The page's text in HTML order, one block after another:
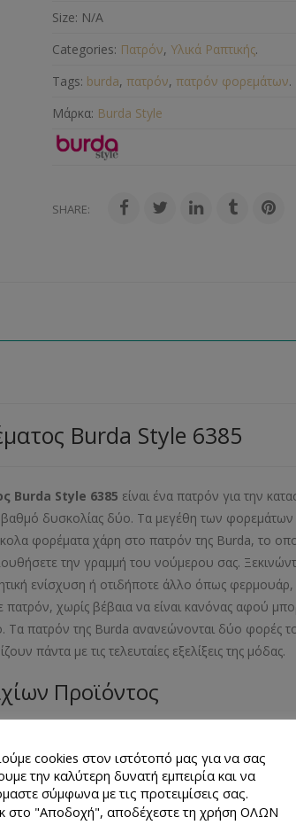
Size: N/A
Categories: Πατρόν, Υλικά Ραπτικής.
Tags: burda,πατρόν,πατρόν φορεμάτων.
Μάρκα: Burda Style
SHARE:
Burda Style 6385
Burda Style 6385 είναι ένα πατρόν για την
βαθμό δυσκολίας δύο. Τα μεγέθη των φορεμάτων
φορέματα χάρη στο πατρόν της Burda, το
την γραμμή του νούμερου σας.
ενίσχυση ή οτιδήποτε άλλο όπως
χωρίς βέβαια να είναι κανόνας αφού
πατρόν της Burda ανανεώνονται δύο φορές
πάντα με τις τελευταίες εξελίξεις της
Προϊόντος
πατρόν
cookies στον ιστότοπό μας για να σας
την καλύτερη δυνατή εμπειρία και να
σύμφωνα με τις προτειμίσεις σας.
στο "Αποδοχή", αποδέχεστε τη χρήση ΟΛΩΝ